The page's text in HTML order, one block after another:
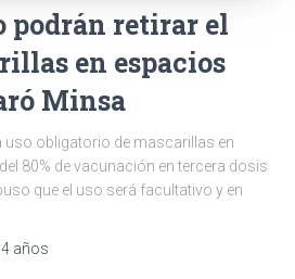
podrán retirar el
en espacios
Minsa
uso obligatorio de mascarillas en
80% de vacunación en tercera dosis
que el uso será facultativo y en
4 años